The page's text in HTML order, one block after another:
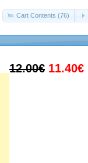
Cart Contents (76)
12.00€ 11.40€